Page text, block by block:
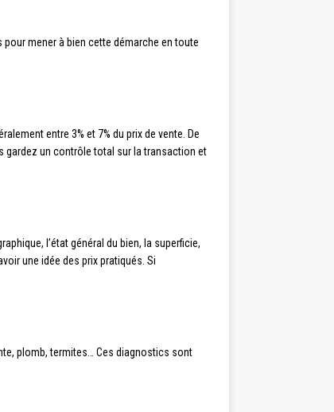
mener à bien cette démarche en toute
entre 3% et 7% du prix de vente. De
gardez un contrôle total sur la transaction et
l’état général du bien, la superficie,
une idée des prix pratiqués. Si
plomb, termites… Ces diagnostics sont